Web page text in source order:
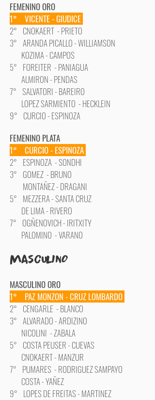
FEMENINO ORO
1° VICENTE - GIUDICE
2° CNOKAERT - PRIETO
3° ARANDA PICALLO - WILLIAMSON
KOZIMA - CAMPOS
5° FOREITER - PANIAGUA
ALMIRON - PENDAS
7° SALVATORI - BAREIRO
LOPEZ SARMIENTO - HECKLEIN
9° CURCIO - ESPINOZA
FEMENINO PLATA
1° CURCIO - ESPINOZA
2° ESPINOZA - SONDHI
3° GOMEZ - BRUNO
MONTAÑEZ - DRAGANI
5° MEZZERA - SANTA CRUZ
DE LIMA - RIVERO
7° OGÑENOVICH - IRITXITY
PALOMINO - VARANO
MascULINO
MASCULINO ORO
1° PAZ MONZON - CRUZ LOMBARDO
2° CENGARLE - BLANCO
3° ALVARADO - ARDIZINO
NICOLINI - ZABALA
5° COSTA PEUSER - CUEVAS
CNOKAERT - MANZUR
7° PUMARES - RODRIGUEZ SAMPAYO
COSTA - YAÑEZ
9° LOPES DE FREITAS - MARTINEZ